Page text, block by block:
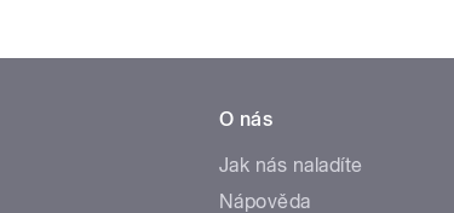
O nás
Jak nás naladíte
Nápověda